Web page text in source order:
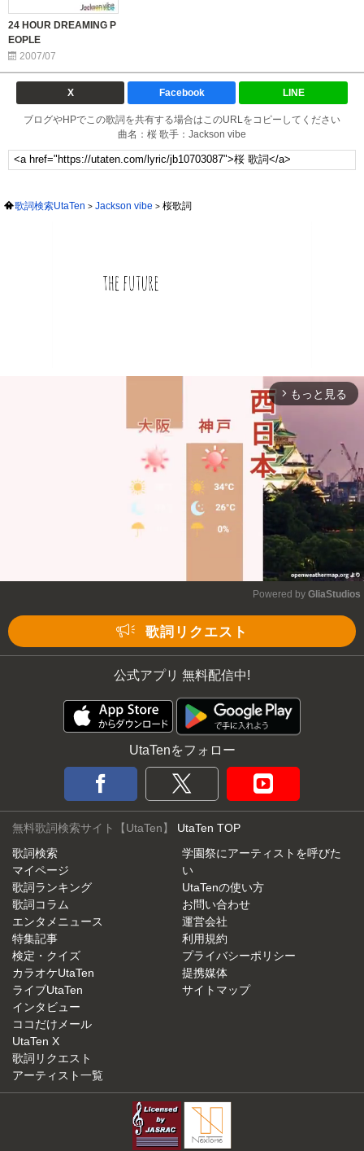
24 HOUR DREAMING P
EOPLE
2007/07
X Facebook LINE
ブログやHPでこの歌詞を共有する場合はこのURLをコピーしてください
曲名：桜 歌手：Jackson vibe
歌詞検索UtaTen Jackson vibe 桜歌詞
arrow_forward_ios もっと見る
Powered by GliaStudios
歌詞リクエスト
公式アプリ 無料配信中!
UtaTenをフォロー
無料歌詞検索サイト【UtaTen】 UtaTen TOP
歌詞検索
マイページ
歌詞ランキング
歌詞コラム
エンタメニュース
特集記事
検定・クイズ
カラオケUtaTen
ライブUtaTen
インタビュー
ココだけメール
UtaTen X
歌詞リクエスト
アーティスト一覧
学園祭にアーティストを呼びた
い
UtaTenの使い方
お問い合わせ
運営会社
利用規約
プライバシーポリシー
提携媒体
サイトマップ